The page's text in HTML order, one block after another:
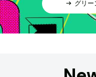
グリー